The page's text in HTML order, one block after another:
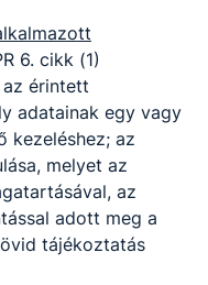
6. cikk (1)
érintett
adatainak egy vagy
kezeléshez; az
melyet az
az
adott meg a
tájékoztatás